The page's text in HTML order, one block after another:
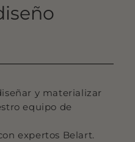
y materializar
equipo de
expertos Belart.